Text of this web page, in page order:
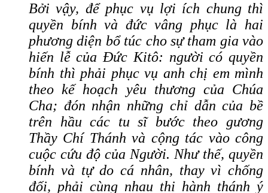
Bởi vậy, để phục vụ lợi ích chung thì
quyền bính và đức vâng phục là hai
phương diện bổ túc cho sự tham gia vào
hiến lễ của Đức Kitô: người có quyền
bính thì phải phục vụ anh chị em mình
theo kế hoạch yêu thương của Chúa
Cha; đón nhận những chỉ dẫn của bề
trên hầu các tu sĩ bước theo gương
Thầy Chí Thánh và cộng tác vào công
cuộc cứu độ của Người. Như thế, quyền
bính và tự do cá nhân, thay vì chống
đối, phải cùng nhau thi hành thánh ý